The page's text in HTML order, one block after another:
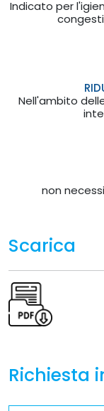
Indicato per
Nell'ambito
non
Scarica
Richiesta